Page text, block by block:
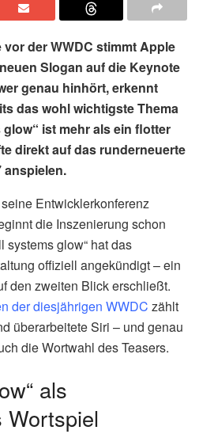
vor der WWDC stimmt Apple
Slogan auf die Keynote
genau hinhört, erkennt
das wohl wichtigste Thema
ist mehr als ein flotter
direkt auf das runderneuerte
anspielen.
Entwicklerkonferenz
die Inszenierung schon
systems glow“ hat das
offiziell angekündigt – ein
den zweiten Blick erschließt.
der diesjährigen WWDC zählt
überarbeitete Siri – und genau
die Wortwahl des Teasers.
als
Wortspiel